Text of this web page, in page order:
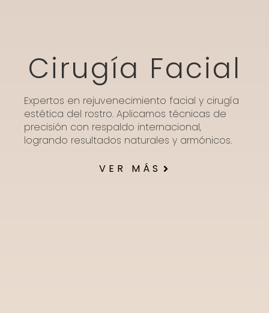
Cirugía Facial
Expertos en rejuvenecimiento facial y cirugía
estética del rostro. Aplicamos técnicas de
precisión con respaldo internacional,
logrando resultados naturales y armónicos.
VER MÁS